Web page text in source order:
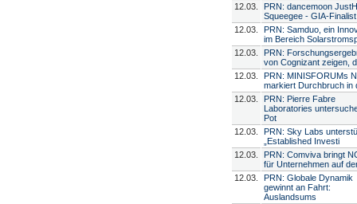
12.03.
PRN: dancemoon
Squeegee - GIA-
12.03.
PRN: Samduo, ein
im Bereich
12.03.
PRN:
von Cognizant zeigen,
12.03.
PRN: MINISFORUMs
markiert Durchbruch in
12.03.
PRN: Pierre Fabre
Laboratories
Pot
12.03.
PRN: Sky Labs
„Established Investi
12.03.
PRN: Comviva bringt
für Unternehmen auf
12.03.
PRN: Globale Dynamik
gewinnt an Fahrt:
Auslandsums